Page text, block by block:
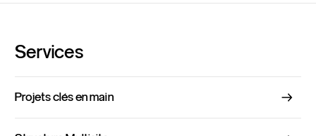
Services
Projets clés en main